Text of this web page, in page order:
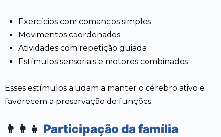
Exercícios com comandos simples
Movimentos coordenados
Atividades com repetição guiada
Estímulos sensoriais e motores combinados
Esses estímulos ajudam a manter o cérebro ativo e
favorecem a preservação de funções.
👨‍👩‍👧 Participação da família